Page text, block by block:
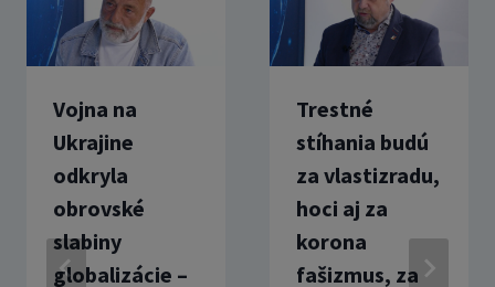
Vojna na
Ukrajine
odkryla
obrovské
slabiny
globalizácie –
Trestné
stíhania budú
za vlastizradu,
hoci aj za
korona
fašizmus, za